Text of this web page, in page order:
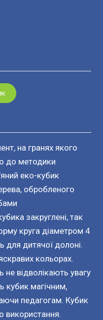
на гранях якого
до методики
еко-кубик
обробленого
закруглені, так
круга діаметром 4
для дитячої долоні.
кольорах.
не відволікають увагу
кубик магічним,
педагогам. Кубик
використання.